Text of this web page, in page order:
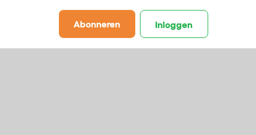
Abonneren Inloggen